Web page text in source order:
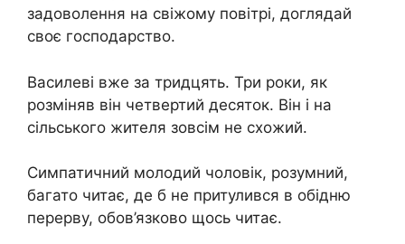
задоволення на свіжому повітрі, доглядай
своє господарство.
Василеві вже за тридцять. Три роки, як
розміняв він четвертий десяток. Він і на
сільського жителя зовсім не схожий.
Симпатичний молодий чоловік, розумний,
багато читає, де б не притулився в обідню
перерву, обов’язково щось читає.